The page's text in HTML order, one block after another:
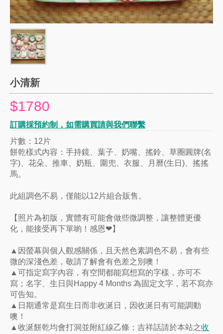
小清新
$1780
訂購採預約制，如需購買請與我們聯繫
片數：12片
餅乾樣式內容：手持鏡、葉子、奶嘴、搖鈴、草圈圓牌(名
字)、花朵、推車、奶瓶、圍兜、衣服、月曆(生日)、搖搖
馬。
此組調色不易，僅能以12片組合販售。
【照片為初版，實體有可能會做些微調整，讓整體更優
化，能接受再下單喲！感恩❤】
▲因螢幕與個人觀感關係，且天然色素調色不易，會有些
微的深淺色差，敬請了解會有色差之別噢！
▲可指定寫字內容，有空間都能寫想寫的字樣，亦可不
寫；名字、生日與Happy 4 Months 為固定文字，若不寫亦
可告知。
▲日期通常是寫生日而非收涎日，因收涎日有可能調動
噢！
▲收涎餅乾均會打洞並附紅線乙條；吉祥話請於本站之收